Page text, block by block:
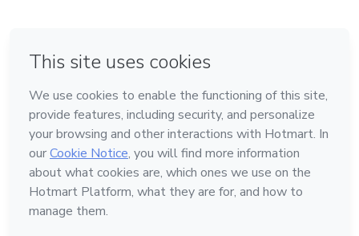
Hecho con❤ en Belo Horizonte
Conoce Hotmart
Idioma
Español